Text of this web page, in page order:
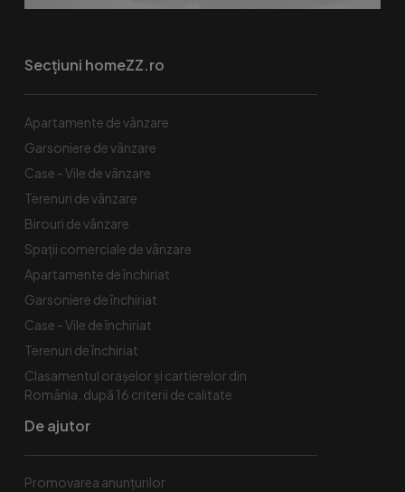
Secțiuni homeZZ.ro
Apartamente de vânzare
Garsoniere de vânzare
Case - Vile de vânzare
Terenuri de vânzare
Birouri de vânzare
Spaţii comerciale de vânzare
Apartamente de închiriat
Garsoniere de închiriat
Case - Vile de închiriat
Terenuri de închiriat
Clasamentul orașelor și cartierelor din
România, după 16 criterii de calitate
De ajutor
Promovarea anunțurilor